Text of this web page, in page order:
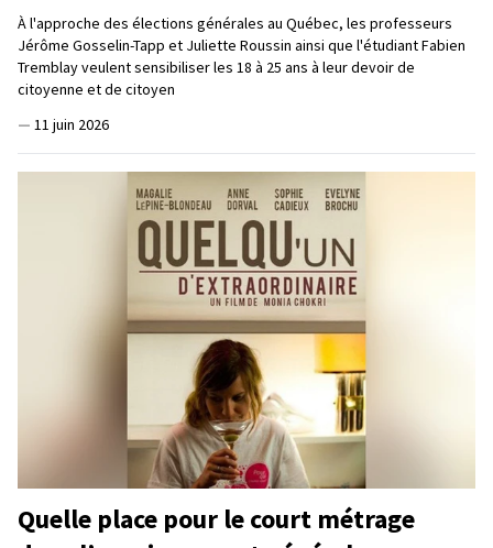
À l'approche des élections générales au Québec, les professeurs
Jérôme Gosselin-Tapp et Juliette Roussin ainsi que l'étudiant Fabien
Tremblay veulent sensibiliser les 18 à 25 ans à leur devoir de
citoyenne et de citoyen
— 11 juin 2026
Quelle place pour le court métrage